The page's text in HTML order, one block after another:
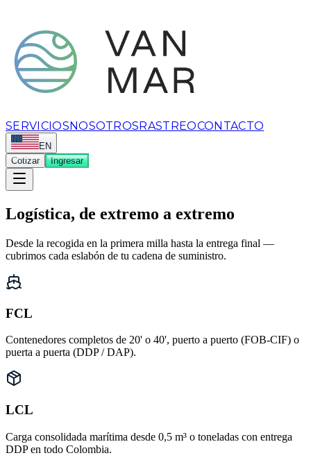
SERVICIOSNOSOTROSRASTREOCONTACTO
EN
Cotizar
Ingresar
Logística, de extremo a extremo
Desde la recogida en la primera milla hasta la entrega final —
cubrimos cada eslabón de tu cadena de suministro.
FCL
Contenedores completos de 20' o 40', puerto a puerto (FOB-CIF) o
puerta a puerta (DDP / DAP).
LCL
Carga consolidada marítima desde 0,5 m³ o toneladas con entrega
DDP en todo Colombia.